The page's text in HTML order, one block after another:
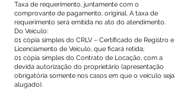
Taxa de requerimento, juntamente com o
comprovante de pagamento, original. A taxa de
requerimento será emitida no ato do atendimento.
Do Veículo:
01 cópia simples do CRLV – Certificado de Registro e
Licenciamento de Veículo, que ficará retida;
01 cópia simples do Contrato de Locação, com a
devida autorização do proprietário (apresentação
obrigatória somente nos casos em que o veículo seja
alugado).